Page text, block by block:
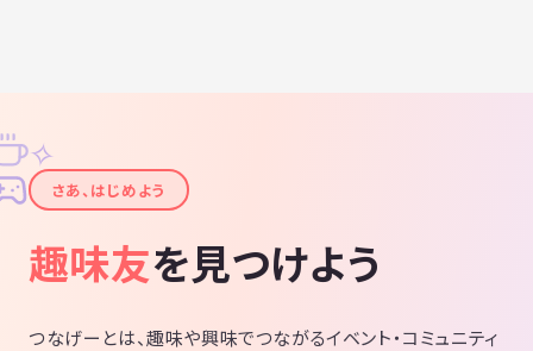
✦
✧
さあ、はじめよう
趣味友を見つけよう
つなげーとは、趣味や興味でつながるイベント・コミュニティ